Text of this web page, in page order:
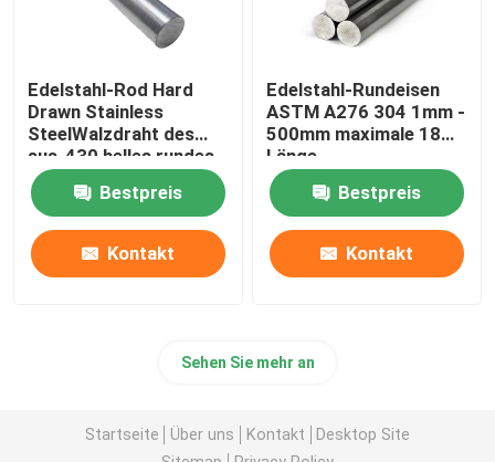
Edelstahl-Rod Hard
Drawn Stainless
SteelWalzdraht des
sus-430 helles rundes
Bestpreis
Kontakt
Edelstahl-Rundeisen
ASTM A276 304 1mm -
500mm maximale 18m
Länge
Bestpreis
Kontakt
Sehen Sie mehr an
Startseite Über uns Kontakt
Desktop Site